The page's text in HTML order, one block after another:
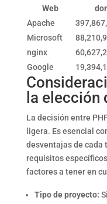
Web
Apache
Microsoft
nginx
Google
la elección
La decisión entre
ligera. Es esencial
desventajas de cada
requisitos
factores a tener en
Tipo de proyecto: